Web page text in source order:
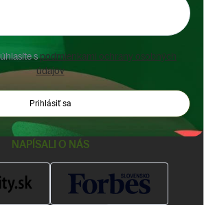
spodmienkami ochrany osobných
údajov
Prihlásiť sa
NAPÍSALI O NÁS